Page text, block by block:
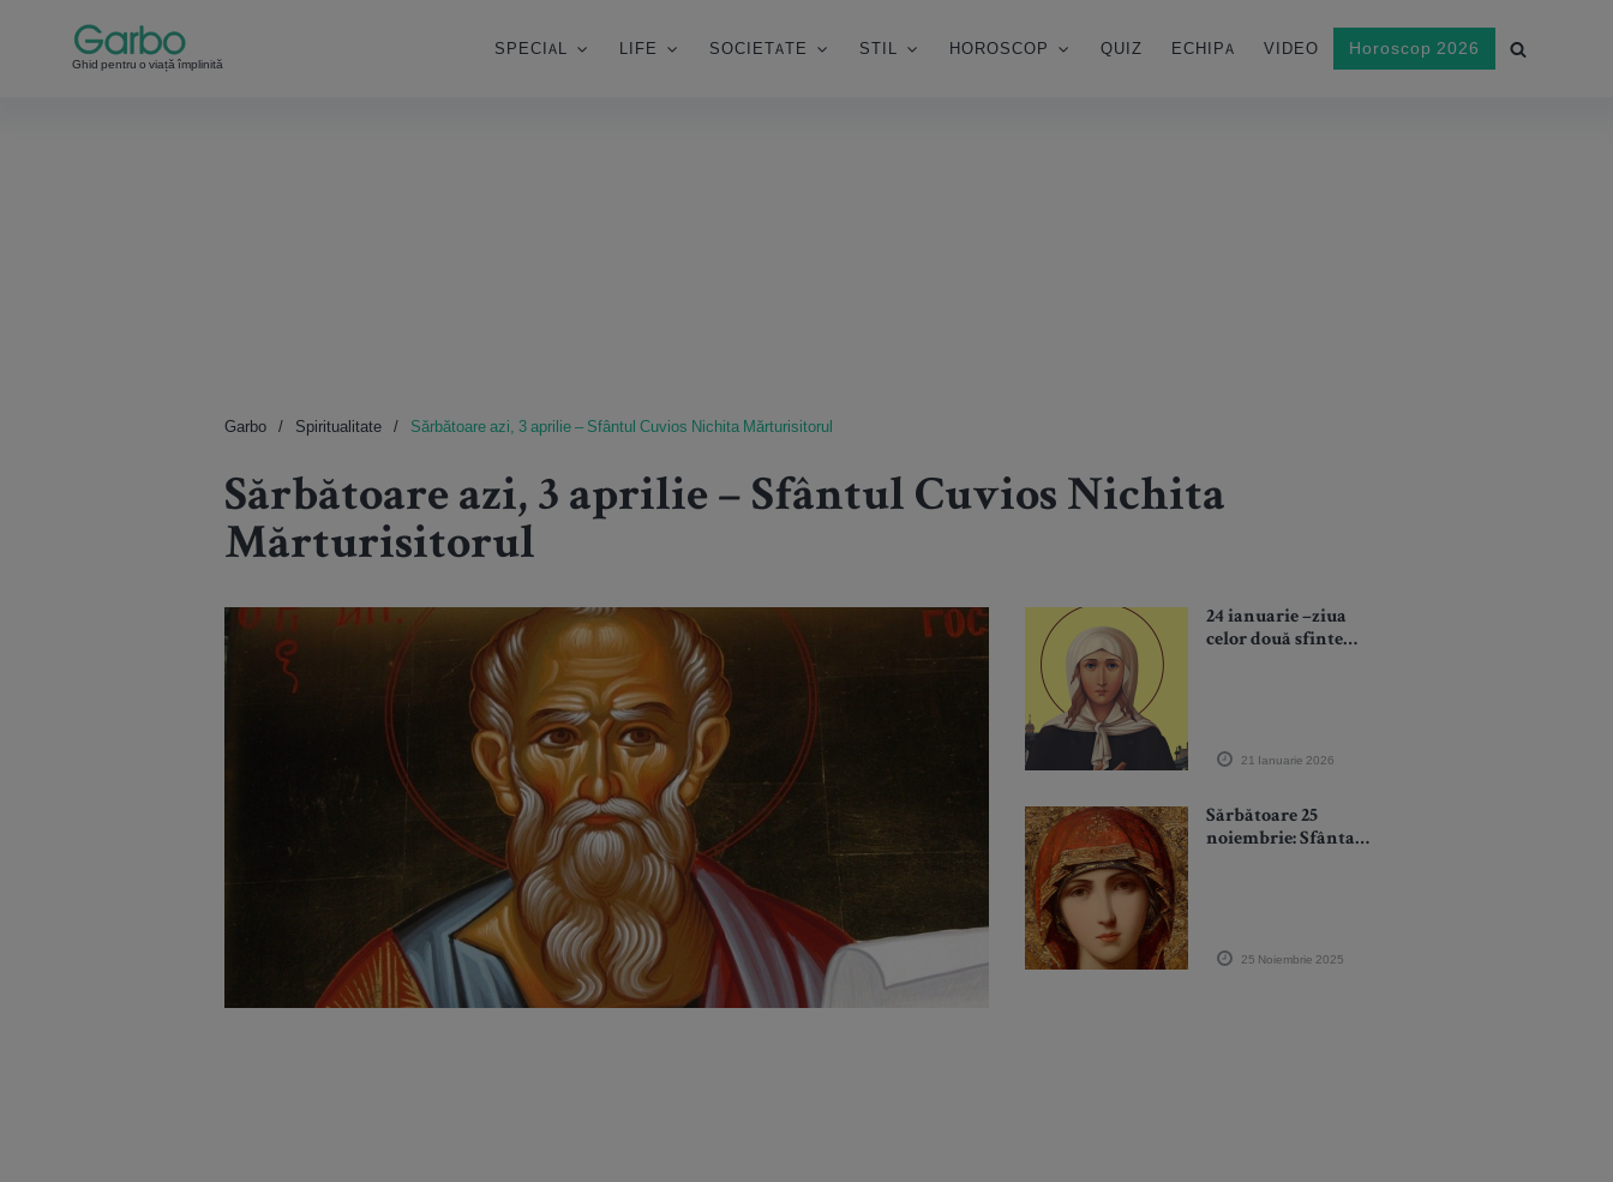
Ghid pentru o viață împlinită
SPECIAL LIFE SOCIETATE STIL HOROSCOP QUIZ ECHIPA VIDEO Horoscop 2026
Garbo Spiritualitate Sărbătoare azi, 3 aprilie – Sfântul Cuvios Nichita Mărturisitorul
Sărbătoare azi, 3 aprilie – Sfântul Cuvios Nichita
Mărturisitorul
24 ianuarie –ziua
celor două sfinte
Xenia din Roma
21 Ianuarie 2026
Sărbătoare 25
noiembrie: Sfânta
25 Noiembrie 2025